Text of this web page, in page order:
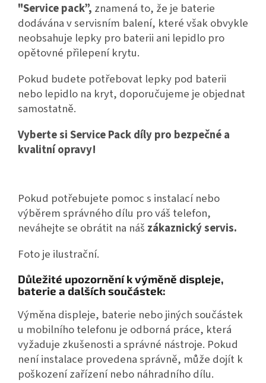
"Service pack”, znamená to, že je baterie
dodávána v servisním balení, které však obvykle
neobsahuje lepky pro baterii ani lepidlo pro
opětovné přilepení krytu.
Pokud budete potřebovat lepky pod baterii
nebo lepidlo na kryt, doporučujeme je objednat
samostatně.
Vyberte si Service Pack díly pro bezpečné a
kvalitní opravy!
Pokud potřebujete pomoc s instalací nebo
výběrem správného dílu pro váš telefon,
neváhejte se obrátit na náš zákaznický servis.
Foto je ilustrační.
Důležité upozornění k výměně displeje,
baterie a dalších součástek:
Výměna displeje, baterie nebo jiných součástek
u mobilního telefonu je odborná práce, která
vyžaduje zkušenosti a správné nástroje. Pokud
není instalace provedena správně, může dojít k
poškození zařízení nebo náhradního dílu.